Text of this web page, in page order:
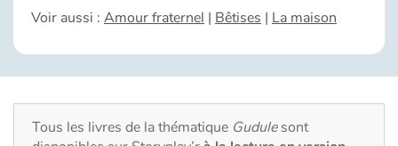
Prix
Voir aussi : Amour fraternel | Bêtises | La maison
Tous les livres de la thématique Gudulesont